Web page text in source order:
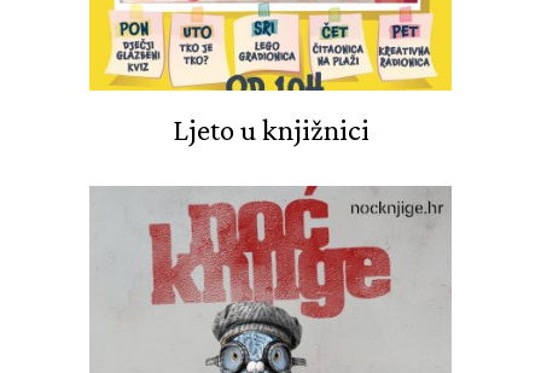
Ljeto u knjižnici